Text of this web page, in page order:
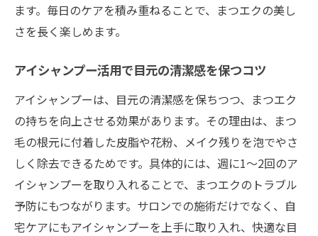
ます。毎日のケアを積み重ねることで、まつエクの美し
さを長く楽しめます。
アイシャンプー活用で目元の清潔感を保つコツ
アイシャンプーは、目元の清潔感を保ちつつ、まつエク
の持ちを向上させる効果があります。その理由は、まつ
毛の根元に付着した皮脂や花粉、メイク残りを泡でやさ
しく除去できるためです。具体的には、週に1～2回のア
イシャンプーを取り入れることで、まつエクのトラブル
予防にもつながります。サロンでの施術だけでなく、自
宅ケアにもアイシャンプーを上手に取り入れ、快適な目